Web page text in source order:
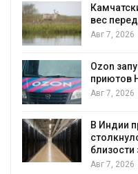
вес
Авг 7, 2026
Ozon
приютов
Авг 7, 2026
В Индии
близости
Авг 7, 2026